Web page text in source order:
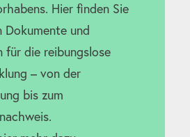
Hier finden Sie
und
für die reibungslose
– von der
bis zum